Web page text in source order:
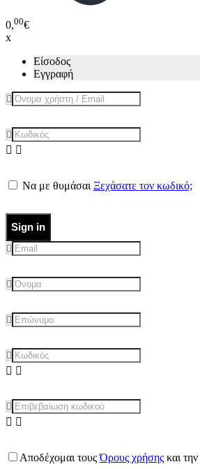
0,00€
x
Είσοδος
Εγγραφή
Να με θυμάσαι Ξεχάσατε τον κωδικό;
Sign in
Αποδέχομαι τουςΌρους χρήσης και την